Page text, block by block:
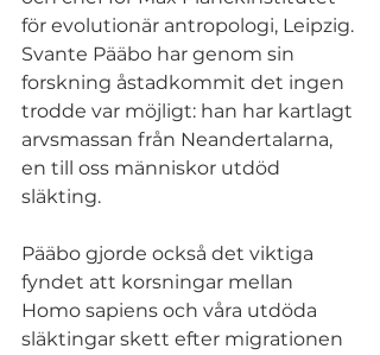
för evolutionär antropologi, Leipzig.
Svante Pääbo har genom sin
forskning åstadkommit det ingen
trodde var möjligt: han har kartlagt
arvsmassan från Neandertalarna,
en till oss människor utdöd
släkting.
Pääbo gjorde också det viktiga
fyndet att korsningar mellan
Homo sapiens och våra utdöda
släktingar skett efter migrationen